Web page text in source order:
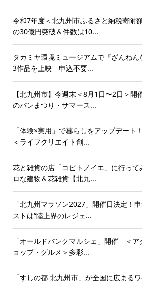
令和7年度＜北九州市ふるさと納税寄
の30億円突破＆件数は10...
タカミヤ環境ミュージアムで『ざんね
3作品を上映 申込不要...
【北九州市】今週末＜8月1日〜2日＞開
のパンまつり・サマース...
「体験×実用」で暮らしをアップデート
＜ライフクリエイト創...
花と雑貨の店「コビトノイエ」に行っ
ロな建物＆花雑貨【北九...
「北九州マラソン2027」開催日決定
ストは“陸上界のレジェ...
「オールドバンクマルシェ」開催 ＜ア
ョップ・グルメ＞多彩...
「すしの都 北九州市」が全国に広ま